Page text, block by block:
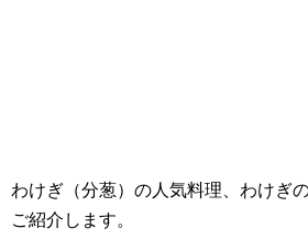
わけぎ（分葱）の人気料理、わけぎ
ご紹介します。